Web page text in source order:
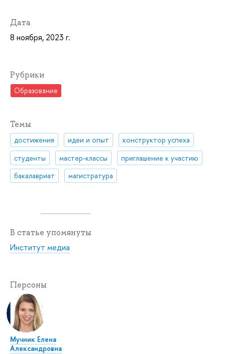
Дата
8 ноября, 2023 г.
Рубрики
Образование
Темы
достижения идеи и опыт
конструктор успеха
студенты
мастер-классы
приглашение к участию
бакалавриат
магистратура
В статье упомянуты
Институт медиа
Персоны
Мучник Елена
Александровна